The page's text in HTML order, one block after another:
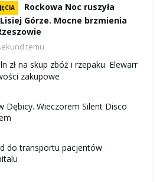
Rockowa Noc ruszyła
Górze. Mocne brzmienia
temu
zł na skup zbóż i rzepaku. Elewarr
zakupowe
Dębicy. Wieczorem Silent Disco
do transportu pacjentów